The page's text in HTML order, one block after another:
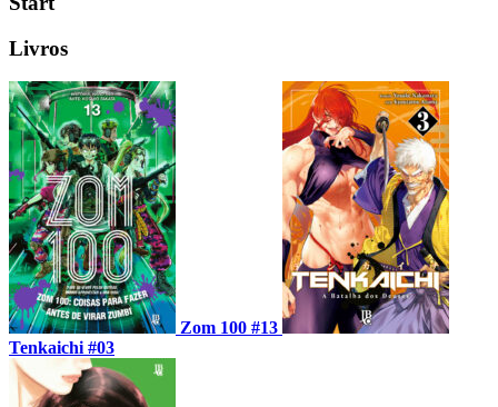
Livros
Zom 100 #13
Tenkaichi #03